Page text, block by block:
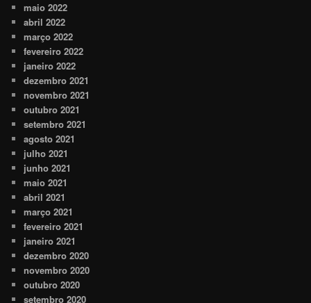
maio 2022
abril 2022
março 2022
fevereiro 2022
janeiro 2022
dezembro 2021
novembro 2021
outubro 2021
setembro 2021
agosto 2021
julho 2021
junho 2021
maio 2021
abril 2021
março 2021
fevereiro 2021
janeiro 2021
dezembro 2020
novembro 2020
outubro 2020
setembro 2020